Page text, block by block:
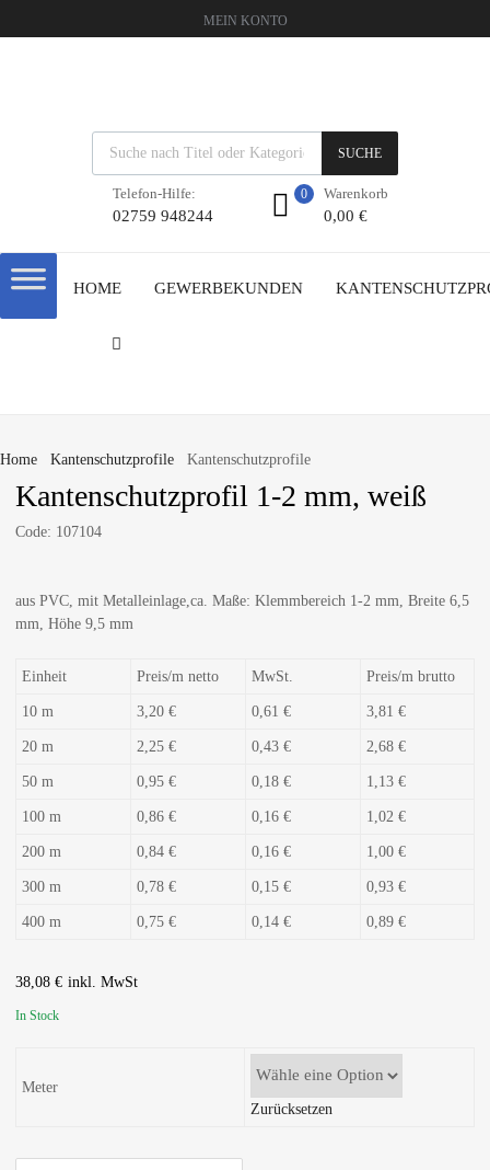
MEIN KONTO
SUCHE
Telefon-Hilfe:
02759 948244
Warenkorb
0,00 €
0
HOME GEWERBEKUNDEN
Home Kantenschutzprofile Kantenschutzprofile
Kantenschutzprofil 1-2 mm, weiß
Code: 107104
aus PVC, mit Metalleinlage,ca. Maße: Klemmbereich 1-2 mm, Breite 6,5
mm, Höhe 9,5 mm
Einheit Preis/m netto MwSt. Preis/m brutto
10 m 3,20 € 0,61 € 3,81 €
20 m 2,25 € 0,43 € 2,68 €
50 m 0,95 € 0,18 € 1,13 €
100 m 0,86 € 0,16 € 1,02 €
200 m 0,84 € 0,16 € 1,00 €
300 m 0,78 € 0,15 € 0,93 €
400 m 0,75 € 0,14 € 0,89 €
38,08 €
In Stock
Meter
Zurücksetzen